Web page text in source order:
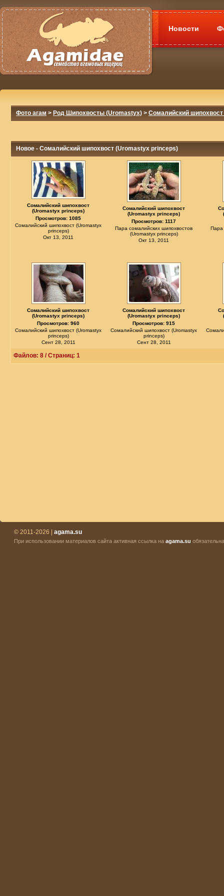
Новости
Фото агам > Род Шипохвосты (Uromastyx) > Сомалийский
Новое - Сомалийский шипохвост (Uromastyx princeps)
Сомалийский шипохвост
(Uromastyx princeps)
Просмотров: 1085
Сомалийский шипохвост (Uromastyx
princeps)
Окт 13, 2011
Сомалийский шипохвост
(Uromastyx princeps)
Просмотров: 1117
Пара сомалийских шипохвостов
(Uromastyx princeps)
Окт 13, 2011
Пара
Сомалийский шипохвост
(Uromastyx princeps)
Просмотров: 960
Сомалийский шипохвост (Uromastyx
princeps)
Сент 28, 2011
Сомалийский шипохвост
(Uromastyx princeps)
Просмотров: 915
Сомалийский шипохвост (Uromastyx
princeps)
Сент 28, 2011
Файлов: 8 / Страниц: 1
© 2011-2026 | agama.su
При использовании материалов сайта активная ссылка на agama.su